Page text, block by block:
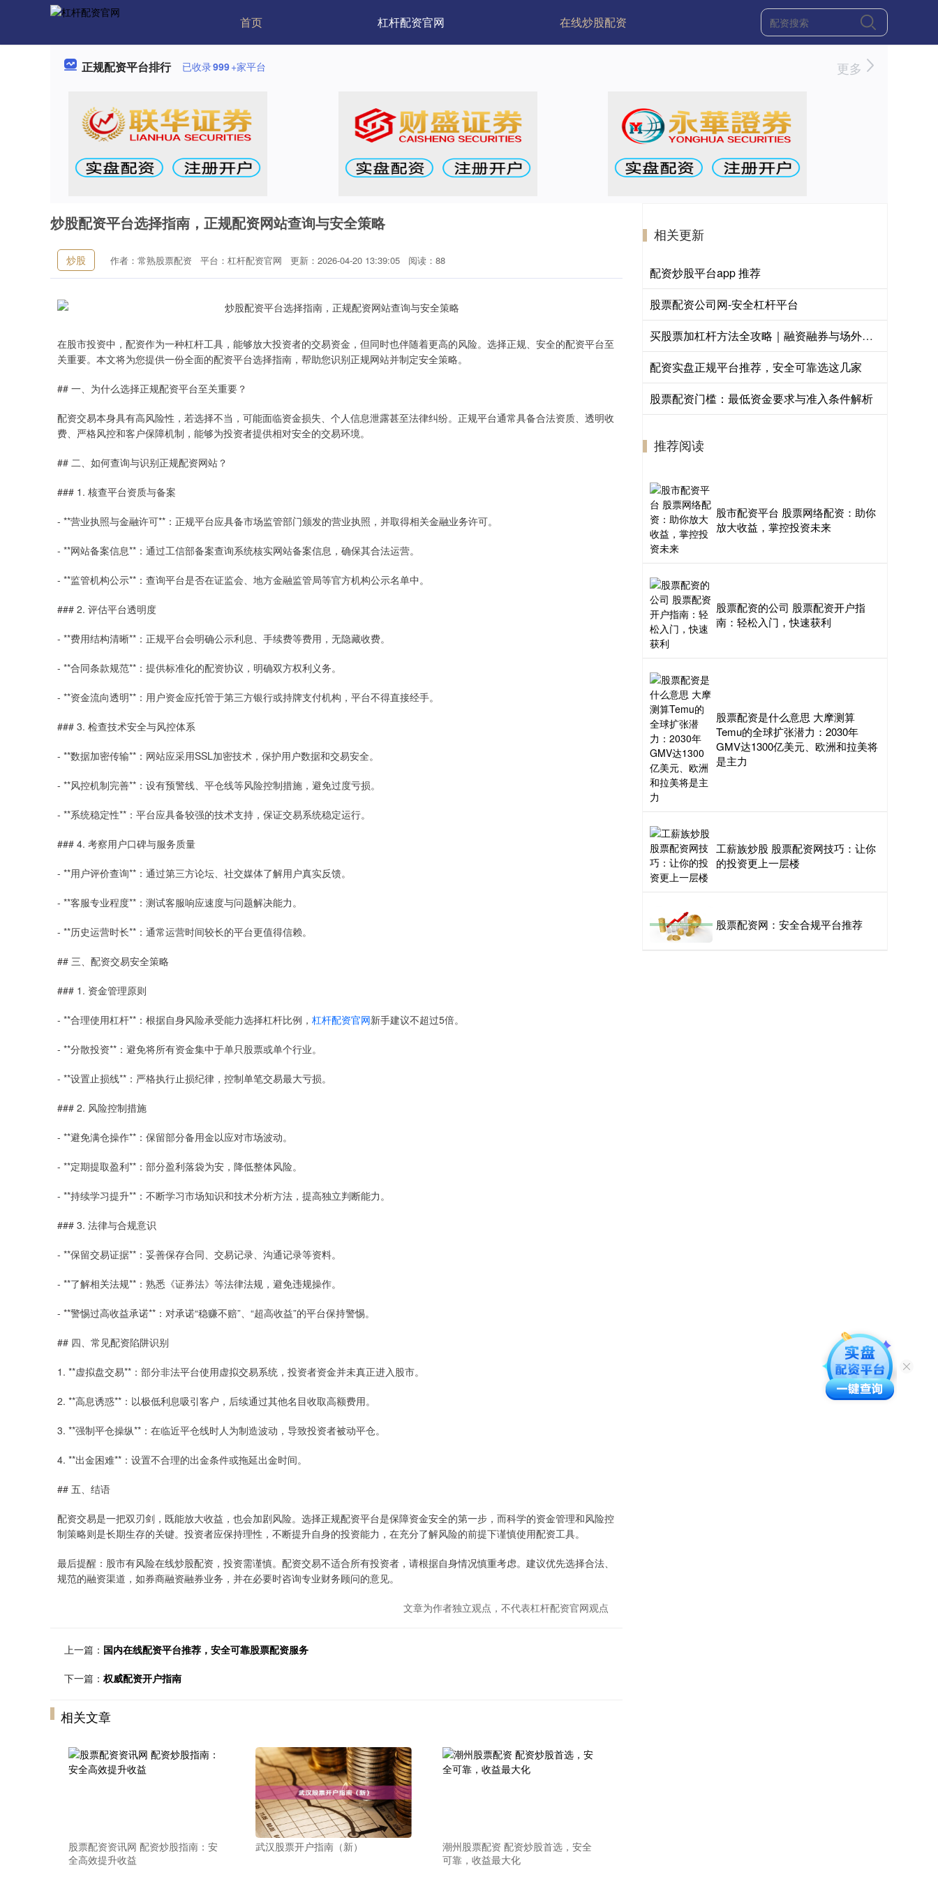
首页 杠杆配资官网 在线炒股配资
正规配资平台排行 已收录999+家平台 更多
炒股配资平台选择指南，正规配资网站查询与安全策略
炒股 作者：常熟股票配资 平台：杠杆配资官网 更新：2026-04-20 13:39:05 阅读：88
在股市投资中，配资作为一种杠杆工具，能够放大投资者的交易资金，但同时也伴随着更高的风险。选择正规、安全的配资平台至
关重要。本文将为您提供一份全面的配资平台选择指南，帮助您识别正规网站并制定安全策略。
## 一、为什么选择正规配资平台至关重要？
配资交易本身具有高风险性，若选择不当，可能面临资金损失、个人信息泄露甚至法律纠纷。正规平台通常具备合法资质、透明收
费、严格风控和客户保障机制，能够为投资者提供相对安全的交易环境。
## 二、如何查询与识别正规配资网站？
### 1. 核查平台资质与备案
- **营业执照与金融许可**：正规平台应具备市场监管部门颁发的营业执照，并取得相关金融业务许可。
- **网站备案信息**：通过工信部备案查询系统核实网站备案信息，确保其合法运营。
- **监管机构公示**：查询平台是否在证监会、地方金融监管局等官方机构公示名单中。
### 2. 评估平台透明度
- **费用结构清晰**：正规平台会明确公示利息、手续费等费用，无隐藏收费。
- **合同条款规范**：提供标准化的配资协议，明确双方权利义务。
- **资金流向透明**：用户资金应托管于第三方银行或持牌支付机构，平台不得直接经手。
### 3. 检查技术安全与风控体系
- **数据加密传输**：网站应采用SSL加密技术，保护用户数据和交易安全。
- **风控机制完善**：设有预警线、平仓线等风险控制措施，避免过度亏损。
- **系统稳定性**：平台应具备较强的技术支持，保证交易系统稳定运行。
### 4. 考察用户口碑与服务质量
- **用户评价查询**：通过第三方论坛、社交媒体了解用户真实反馈。
- **客服专业程度**：测试客服响应速度与问题解决能力。
- **历史运营时长**：通常运营时间较长的平台更值得信赖。
## 三、配资交易安全策略
### 1. 资金管理原则
- **合理使用杠杆**：根据自身风险承受能力选择杠杆比例， 杠杆配资官网新手建议不超过5倍。
- **分散投资**：避免将所有资金集中于单只股票或单个行业。
- **设置止损线**：严格执行止损纪律，控制单笔交易最大亏损。
### 2. 风险控制措施
- **避免满仓操作**：保留部分备用金以应对市场波动。
- **定期提取盈利**：部分盈利落袋为安，降低整体风险。
- **持续学习提升**：不断学习市场知识和技术分析方法，提高独立判断能力。
### 3. 法律与合规意识
- **保留交易证据**：妥善保存合同、交易记录、沟通记录等资料。
- **了解相关法规**：熟悉《证券法》等法律法规，避免违规操作。
- **警惕过高收益承诺**：对承诺“稳赚不赔”、“超高收益”的平台保持警惕。
## 四、常见配资陷阱识别
1. **虚拟盘交易**：部分非法平台使用虚拟交易系统，投资者资金并未真正进入股市。
2. **高息诱惑**：以极低利息吸引客户，后续通过其他名目收取高额费用。
3. **强制平仓操纵**：在临近平仓线时人为制造波动，导致投资者被动平仓。
4. **出金困难**：设置不合理的出金条件或拖延出金时间。
## 五、结语
配资交易是一把双刃剑，既能放大收益，也会加剧风险。选择正规配资平台是保障资金安全的第一步，而科学的资金管理和风险控
制策略则是长期生存的关键。投资者应保持理性，不断提升自身的投资能力，在充分了解风险的前提下谨慎使用配资工具。
最后提醒：股市有风险在线炒股配资，投资需谨慎。配资交易不适合所有投资者，请根据自身情况慎重考虑。建议优先选择合法、
规范的融资渠道，如券商融资融券业务，并在必要时咨询专业财务顾问的意见。
文章为作者独立观点，不代表杠杆配资官网观点
上一篇： 国内在线配资平台推荐，安全可靠股票配资服务
下一篇： 权威配资开户指南
相关文章
股票配资资讯网 配资炒股指南：安
全高效提升收益
武汉股票开户指南（新）
潮州股票配资 配资炒股首选，安全
可靠，收益最大化
相关更新
配资炒股平台app 推荐
股票配资公司网-安全杠杆平台
买股票加杠杆方法全攻略｜融资融券与场外配资风险详解
配资实盘正规平台推荐，安全可靠选这几家
股票配资门槛：最低资金要求与准入条件解析
推荐阅读
股市配资平台 股票网络配资：助你
放大收益，掌控投资未来
股票配资的公司 股票配资开户指
南：轻松入门，快速获利
股票配资是什么意思 大摩测算
Temu的全球扩张潜力：2030年
GMV达1300亿美元、欧洲和拉美将
是主力
工薪族炒股 股票配资网技巧：让你
的投资更上一层楼
股票配资网：安全合规平台推荐